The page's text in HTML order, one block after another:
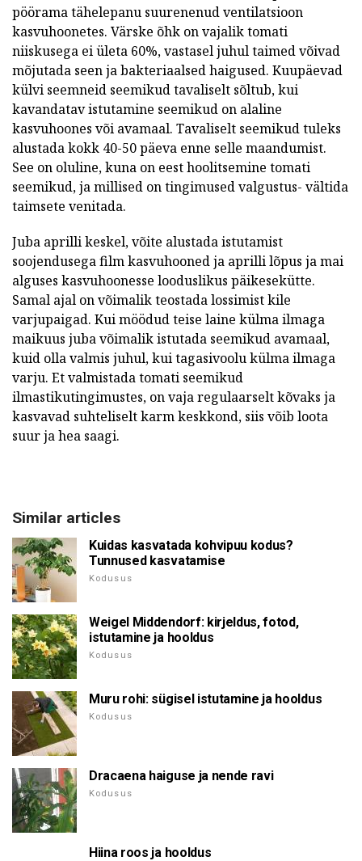
pöörama tähelepanu suurenenud ventilatsioon
kasvuhoonetes. Värske õhk on vajalik tomati
niiskusega ei ületa 60%, vastasel juhul taimed võivad
mõjutada seen ja bakteriaalsed haigused. Kuupäevad
külvi seemneid seemikud tavaliselt sõltub, kui
kavandatav istutamine seemikud on alaline
kasvuhoones või avamaal. Tavaliselt seemikud tuleks
alustada kokk 40-50 päeva enne selle maandumist.
See on oluline, kuna on eest hoolitsemine tomati
seemikud, ja millised on tingimused valgustus- vältida
taimsete venitada.
Juba aprilli keskel, võite alustada istutamist
soojendusega film kasvuhooned ja aprilli lõpus ja mai
alguses kasvuhoonesse looduslikus päikesekütte.
Samal ajal on võimalik teostada lossimist kile
varjupaigad. Kui möödud teise laine külma ilmaga
maikuus juba võimalik istutada seemikud avamaal,
kuid olla valmis juhul, kui tagasivoolu külma ilmaga
varju. Et valmistada tomati seemikud
ilmastikutingimustes, on vaja regulaarselt kõvaks ja
kasvavad suhteliselt karm keskkond, siis võib loota
suur ja hea saagi.
Similar articles
Kuidas kasvatada kohvipuu kodus?
Tunnused kasvatamise
Kodusus
Weigel Middendorf: kirjeldus, fotod,
istutamine ja hooldus
Kodusus
Muru rohi: sügisel istutamine ja hooldus
Kodusus
Dracaena haiguse ja nende ravi
Kodusus
Hiina roos ja hooldus